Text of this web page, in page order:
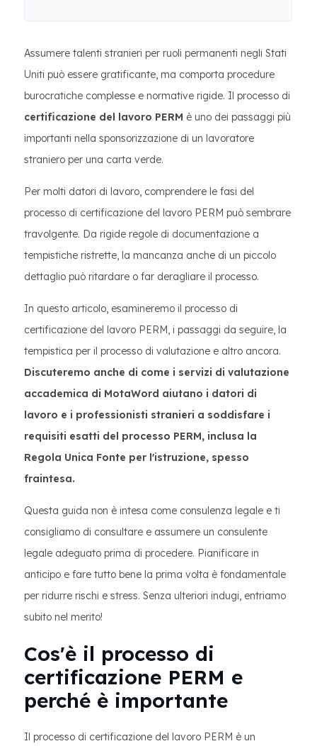
Assumere talenti stranieri per ruoli permanenti negli Stati
Uniti può essere gratificante, ma comporta procedure
burocratiche complesse e normative rigide. Il processo di
certificazione del lavoro PERM è uno dei passaggi più
importanti nella sponsorizzazione di un lavoratore
straniero per una carta verde.
Per molti datori di lavoro, comprendere le fasi del
processo di certificazione del lavoro PERM può sembrare
travolgente. Da rigide regole di documentazione a
tempistiche ristrette, la mancanza anche di un piccolo
dettaglio può ritardare o far deragliare il processo.
In questo articolo, esamineremo il processo di
certificazione del lavoro PERM, i passaggi da seguire, la
tempistica per il processo di valutazione e altro ancora.
Discuteremo anche di come i servizi di valutazione
accademica di MotaWord aiutano i datori di
lavoro e i professionisti stranieri a soddisfare i
requisiti esatti del processo PERM, inclusa la
Regola Unica Fonte per l'istruzione, spesso
fraintesa.
Questa guida non è intesa come consulenza legale e ti
consigliamo di consultare e assumere un consulente
legale adeguato prima di procedere. Pianificare in
anticipo e fare tutto bene la prima volta è fondamentale
per ridurre rischi e stress. Senza ulteriori indugi, entriamo
subito nel merito!
Cos'è il processo di
certificazione PERM e
perché è importante
Il processo di certificazione del lavoro PERM è un